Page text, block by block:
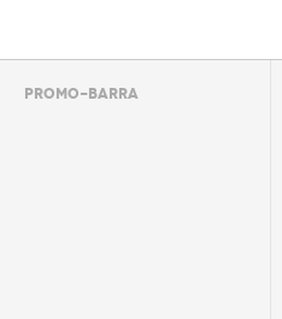
PROMO-BARRA